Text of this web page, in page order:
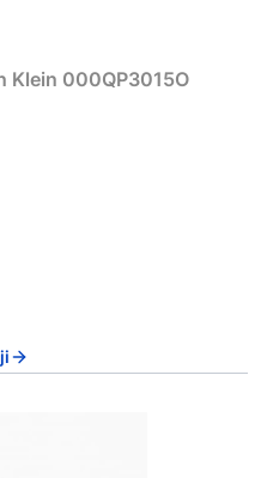
Klein 000QP3015O